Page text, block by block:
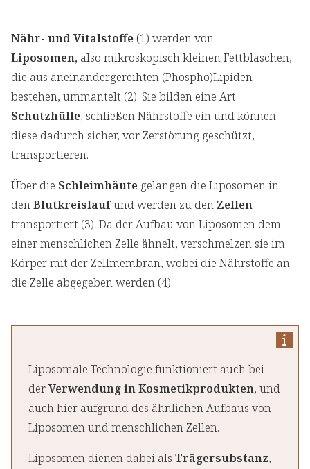
Nähr- und Vitalstoffe (1) werden von
Liposomen, also mikroskopisch kleinen Fettbläschen,
die aus aneinandergereihten (Phospho)Lipiden
bestehen, ummantelt (2). Sie bilden eine Art
Schutzhülle, schließen Nährstoffe ein und können
diese dadurch sicher, vor Zerstörung geschützt,
transportieren.
Über die Schleimhäute gelangen die Liposomen in
denBlutkreislaufund werden zu den Zellen
transportiert (3). Da der Aufbau von Liposomen dem
einer menschlichen Zelle ähnelt, verschmelzen sie im
Körper mit der Zellmembran, wobei die Nährstoffe an
die Zelle abgegeben werden (4).
Liposomale Technologie funktioniert auch bei
derVerwendung in Kosmetikprodukten, und
auch hier aufgrund des ähnlichen Aufbaus von
Liposomen und menschlichen Zellen.
Liposomen dienen dabei als Trägersubstanz,